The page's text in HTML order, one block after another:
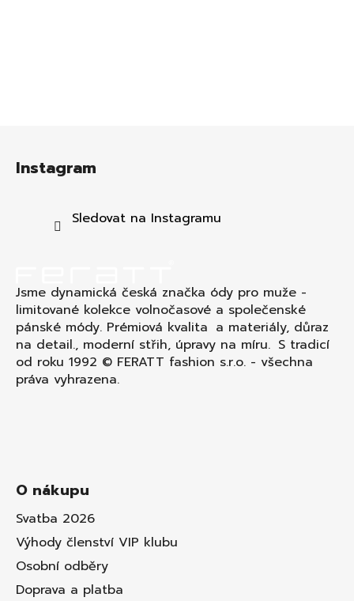
Instagram
Sledovat na Instagramu
Jsme dynamická česká značka ódy pro muže -
limitované kolekce volnočasové a společenské
pánské módy. Prémiová kvalita a materiály, důraz
na detail., moderní střih, úpravy na míru. S tradicí
od roku 1992 © FERATT fashion s.r.o. - všechna
práva vyhrazena.
O nákupu
Svatba 2026
Výhody členství VIP klubu
Osobní odběry
Doprava a platba